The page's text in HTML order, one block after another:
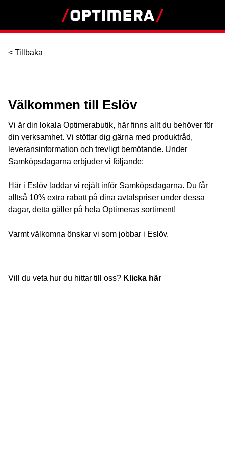
< Tillbaka
Välkommen till Eslöv
Vi är din lokala Optimerabutik, här finns allt du behöver för
din verksamhet. Vi stöttar dig gärna med produktråd,
leveransinformation och trevligt bemötande. Under
Samköpsdagarna erbjuder vi följande:
Här i Eslöv laddar vi rejält inför Samköpsdagarna. Du får
alltså 10% extra rabatt på dina avtalspriser under dessa
dagar, detta gäller på hela Optimeras sortiment!
Varmt välkomna önskar vi som jobbar i Eslöv.
Vill du veta hur du hittar till oss? Klicka här